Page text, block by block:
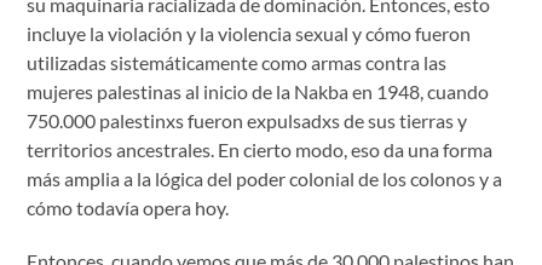
su maquinaria racializada de dominación. Entonces, esto
incluye la violación y la violencia sexual y cómo fueron
utilizadas sistemáticamente como armas contra las
mujeres palestinas al inicio de la Nakba en 1948, cuando
750.000 palestinxs fueron expulsadxs ​​de sus tierras y
territorios ancestrales. En cierto modo, eso da una forma
más amplia a la lógica del poder colonial de los colonos y a
cómo todavía opera hoy.